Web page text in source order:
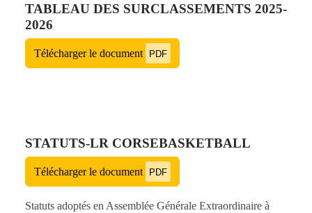
TABLEAU DES SURCLASSEMENTS 2025-
2026
Télécharger le document PDF
STATUTS-LR CORSEBASKETBALL
Télécharger le document PDF
Statuts adoptés en Assemblée Générale Extraordinaire à